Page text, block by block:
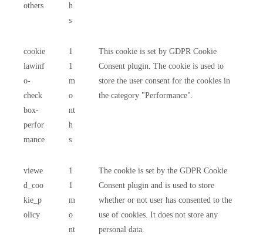
others
h
s
cookie
lawinf
o-
check
box-
perfor
mance
1
1
m
o
nt
h
s
This cookie is set by GDPR Cookie
Consent plugin. The cookie is used to
store the user consent for the cookies in
the category "Performance".
viewe
d_coo
kie_p
olicy
1
1
m
o
nt
The cookie is set by the GDPR Cookie
Consent plugin and is used to store
whether or not user has consented to the
use of cookies. It does not store any
personal data.